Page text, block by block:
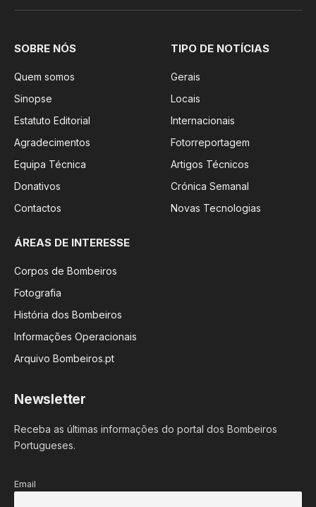
SOBRE NÓS
Quem somos
Sinopse
Estatuto Editorial
Agradecimentos
Equipa Técnica
Donativos
Contactos
TIPO DE NOTÍCIAS
Gerais
Locais
Internacionais
Fotorreportagem
Artigos Técnicos
Crónica Semanal
Novas Tecnologias
ÁREAS DE INTERESSE
Corpos de Bombeiros
Fotografia
História dos Bombeiros
Informações Operacionais
Arquivo Bombeiros.pt
Newsletter
Receba as últimas informações do portal dos Bombeiros
Portugueses.
Email